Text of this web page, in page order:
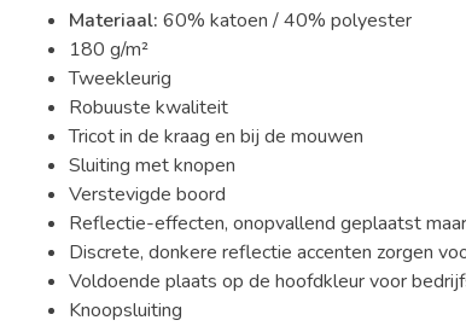
Materiaal: 60% katoen / 40% polyester
180 g/m²
Tweekleurig
Robuuste kwaliteit
Tricot in de kraag en bij de mouwen
Sluiting met knopen
Verstevigde boord
Reflectie-effecten, onopvallend geplaatst
Discrete, donkere reflectie accenten zorgen
Voldoende plaats op de hoofdkleur voor
Knoopsluiting